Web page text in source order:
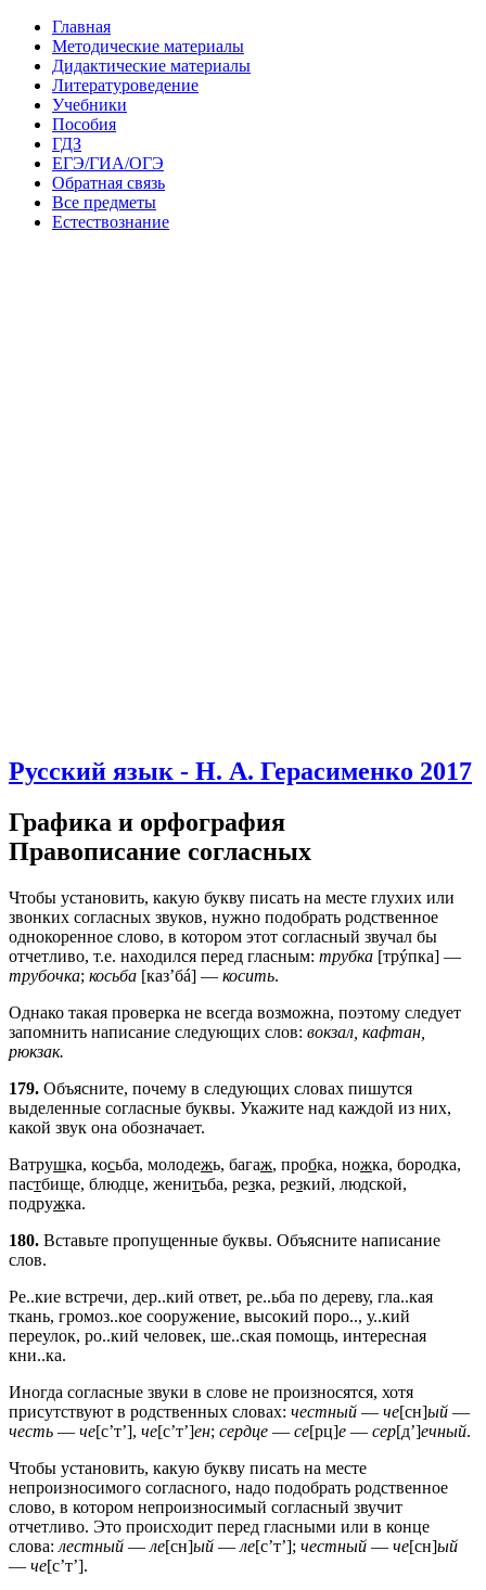
Главная
Методические материалы
Дидактические материалы
Литературоведение
Учебники
Пособия
ГДЗ
ЕГЭ/ГИА/ОГЭ
Обратная связь
Все предметы
Естествознание
Русский язык - Н. А. Герасименко 2017
Графика и орфография
Правописание согласных
Чтобы установить, какую букву писать на месте глухих или
звонких согласных звуков, нужно подобрать родственное
однокоренное слово, в котором этот согласный звучал бы
отчетливо, т.е. находился перед гласным: трубка [трýпка] —
трубочка; косьба [каз’бá] — косить.
Однако такая проверка не всегда возможна, поэтому следует
запомнить написание следующих слов: вокзал, кафтан,
рюкзак.
179. Объясните, почему в следующих словах пишутся
выделенные согласные буквы. Укажите над каждой из них,
какой звук она обозначает.
Ватрушка, косьба, молодежь, багаж, пробка, ножка, бородка,
пастбище, блюдце, женитьба, резка, резкий, людской,
подружка.
180. Вставьте пропущенные буквы. Объясните написание
слов.
Ре..кие встречи, дер..кий ответ, ре..ьба по дереву, гла..кая
ткань, громоз..кое сооружение, высокий поро.., у..кий
переулок, ро..кий человек, ше..ская помощь, интересная
кни..ка.
Иногда согласные звуки в слове не произносятся, хотя
присутствуют в родственных словах: честный — че[сн]ый —
честь — че[с’т’], че[с’т’]ен; сердце — се[рц]е — сер[д’]ечный.
Чтобы установить, какую букву писать на месте
непроизносимого согласного, надо подобрать родственное
слово, в котором непроизносимый согласный звучит
отчетливо. Это происходит перед гласными или в конце
слова: лестный — ле[сн]ый — ле[с’т’]; честный — че[сн]ый
— че[с’т’].